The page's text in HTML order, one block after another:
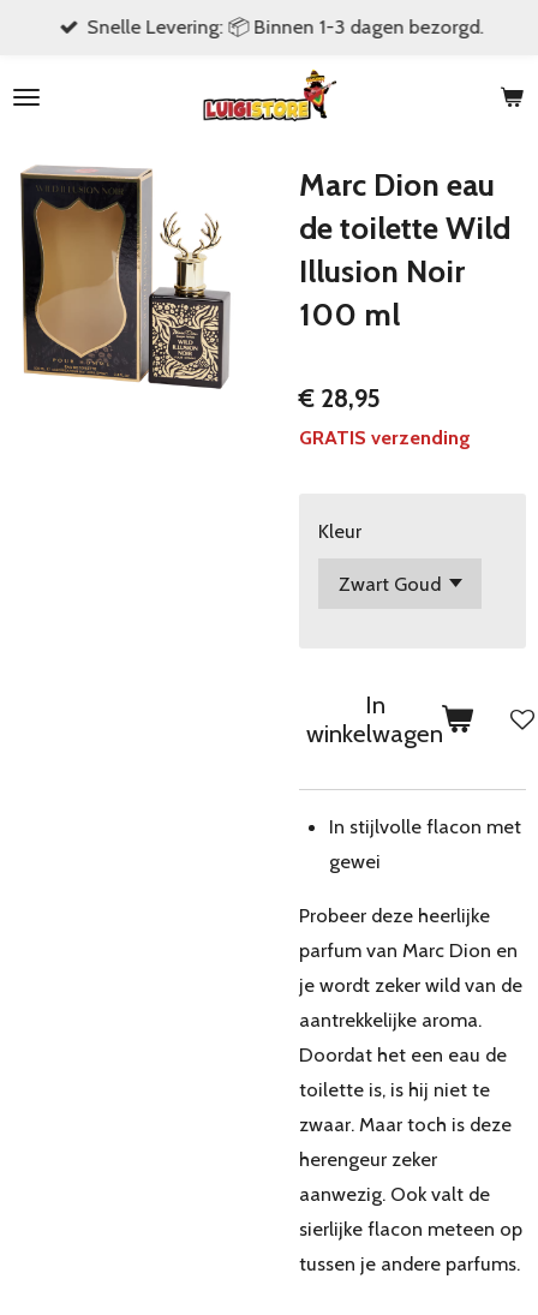
naar
hoofdinhoud
Snelle Levering: 📦 Binnen 1-3 dagen bezorgd.
Marc Dion eau
de toilette Wild
Illusion Noir
100 ml
€ 28,95
GRATIS verzending
Kleur
In
winkelwagen
In stijlvolle flacon met
gewei
Probeer deze heerlijke
parfum van Marc Dion en
je wordt zeker wild van de
aantrekkelijke aroma.
Doordat het een eau de
toilette is, is hij niet te
zwaar. Maar toch is deze
herengeur zeker
aanwezig. Ook valt de
sierlijke flacon meteen op
tussen je andere parfums.